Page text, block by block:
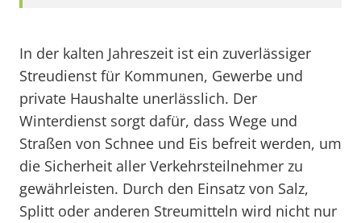
In der kalten Jahreszeit ist ein zuverlässiger
Streudienst für Kommunen, Gewerbe und
private Haushalte unerlässlich. Der
Winterdienst sorgt dafür, dass Wege und
Straßen von Schnee und Eis befreit werden, um
die Sicherheit aller Verkehrsteilnehmer zu
gewährleisten. Durch den Einsatz von Salz,
Splitt oder anderen Streumitteln wird nicht nur